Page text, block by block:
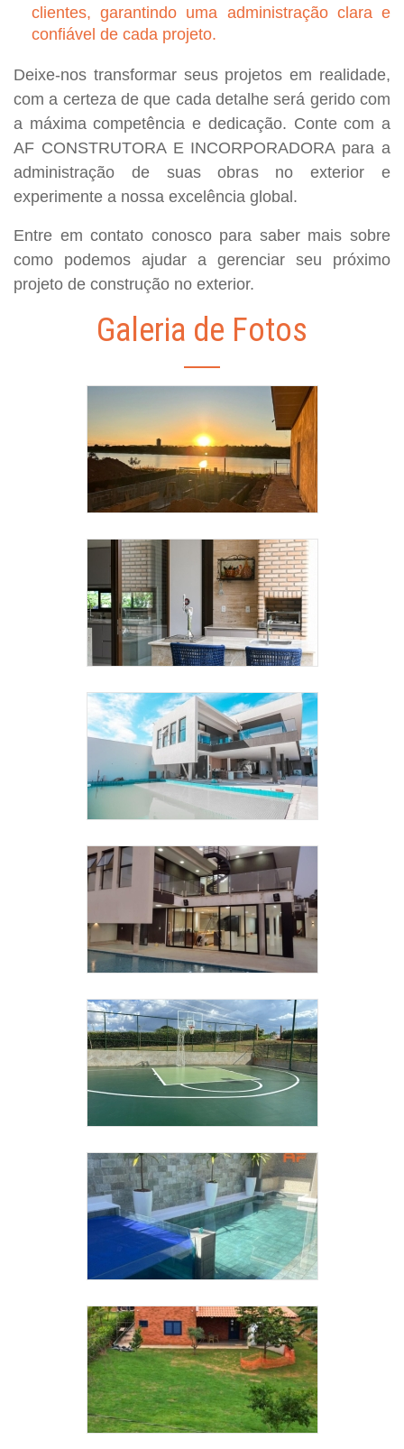
clientes, garantindo uma administração clara e
confiável de cada projeto.
Deixe-nos transformar seus projetos em realidade,
com a certeza de que cada detalhe será gerido com
a máxima competência e dedicação. Conte com a
AF CONSTRUTORA E INCORPORADORA para a
administração de suas obras no exterior e
experimente a nossa excelência global.
Entre em contato conosco para saber mais sobre
como podemos ajudar a gerenciar seu próximo
projeto de construção no exterior.
Galeria de Fotos